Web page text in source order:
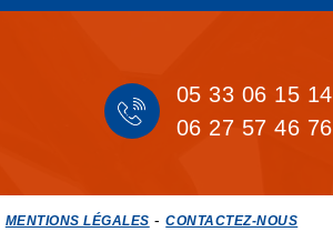
05 33 06 15 14
06 27 57 46 76
MENTIONS LÉGALES -CONTACTEZ-NOUS